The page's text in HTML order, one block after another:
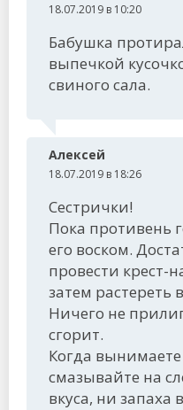
18.07.2019 в 10:20
Бабушка
выпечкой
свиного сала.
Алексей
18.07.2019 в 18:26
Сестрички!
Пока противень
его воском.
провести крест-
затем
Ничего не
сгорит.
Когда вынимаете
смазывайте на
вкуса, ни запаха